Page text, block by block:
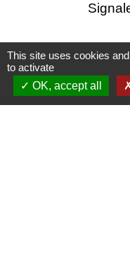
This site uses cookies
to activate
OK, accept all